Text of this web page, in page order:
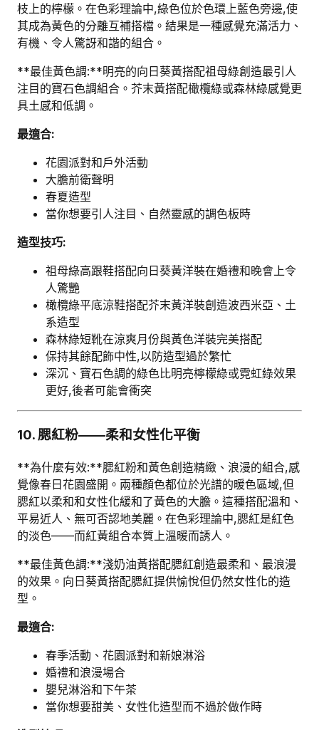
枝上的檸檬。在色彩理論中,綠色位於色環上藍色旁邊,使
其成為黃色的分離互補搭檔。結果是一種感覺充滿活力、
有機、令人驚訝和諧的組合。
**最佳黃色調:**明亮的向日葵黃搭配祖母綠創造最引人
注目的寶石色調組合。芥末黃搭配橄欖綠或森林綠感覺更
具土感和低調。
最適合:
花園派對和戶外活動
大膽前衛聲明
春夏造型
當你想要引人注目、自然靈感的調色板時
造型技巧:
祖母綠高跟鞋搭配向日葵黃洋裝在婚禮和晚會上令
人驚艷
橄欖綠平底涼鞋搭配芥末黃洋裝創造波西米亞、土
系造型
森林綠短靴在涼爽月份與黃色洋裝完美搭配
保持其餘配飾中性,以防造型過於繁忙
深沉、寶石色調的綠色比明亮檸檬綠或霓虹綠效果
更好,後者可能會衝突
10. 腮紅粉——柔和女性化平衡
**為什麼有效:**腮紅粉和黃色創造精緻、浪漫的組合,感
覺像春日花園盛開。兩種顏色都位於光譜的暖色區域,但
腮紅以柔和和女性化緩和了黃色的大膽。這種搭配溫和、
平易近人、無可否認地美麗。在色彩理論中,腮紅是紅色
的淡色——而紅黃組合本質上溫暖而誘人。
**最佳黃色調:**淺奶油黃搭配腮紅創造最柔和、最浪漫
的效果。向日葵黃搭配腮紅提供愉悅但仍然女性化的造
型。
最適合:
春季活動、花園派對和新娘淋浴
婚禮和浪漫場合
嬰兒淋浴和下午茶
當你想要甜美、女性化造型而不過於做作時